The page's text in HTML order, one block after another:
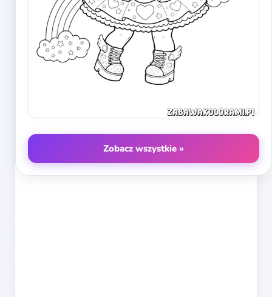
Zobacz wszystkie »